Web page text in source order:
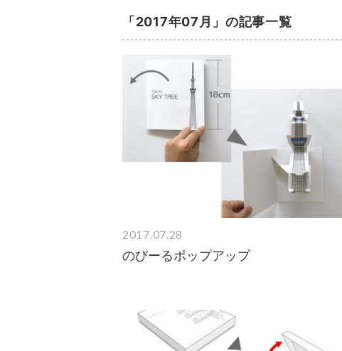
「2017年07月」の記事一覧
2017.07.28
のびーるポップアップ